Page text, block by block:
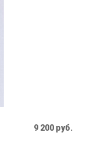
9 200 руб.